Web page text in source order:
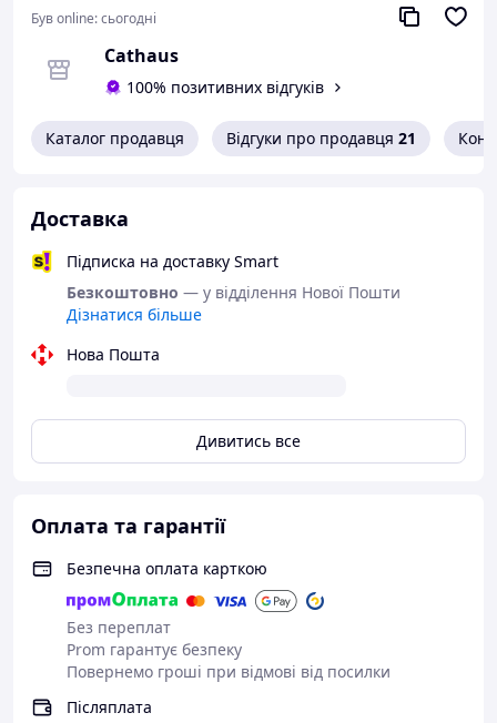
Викрутка для доступу до батареї.
Інструкція користувача.
Був online:сьогодні
Cathaus
100% позитивних відгуків
Каталог продавця Відгуки про продавця 21
Доставка
Підписка на доставку Smart
Безкоштовно — у відділення Нової Пошти
Дізнатися більше
Нова Пошта
Дивитись все
Оплата та гарантії
Безпечна оплата карткою
Без переплат
Prom гарантує безпеку
Повернемо гроші при відмові від посилки
Післяплата